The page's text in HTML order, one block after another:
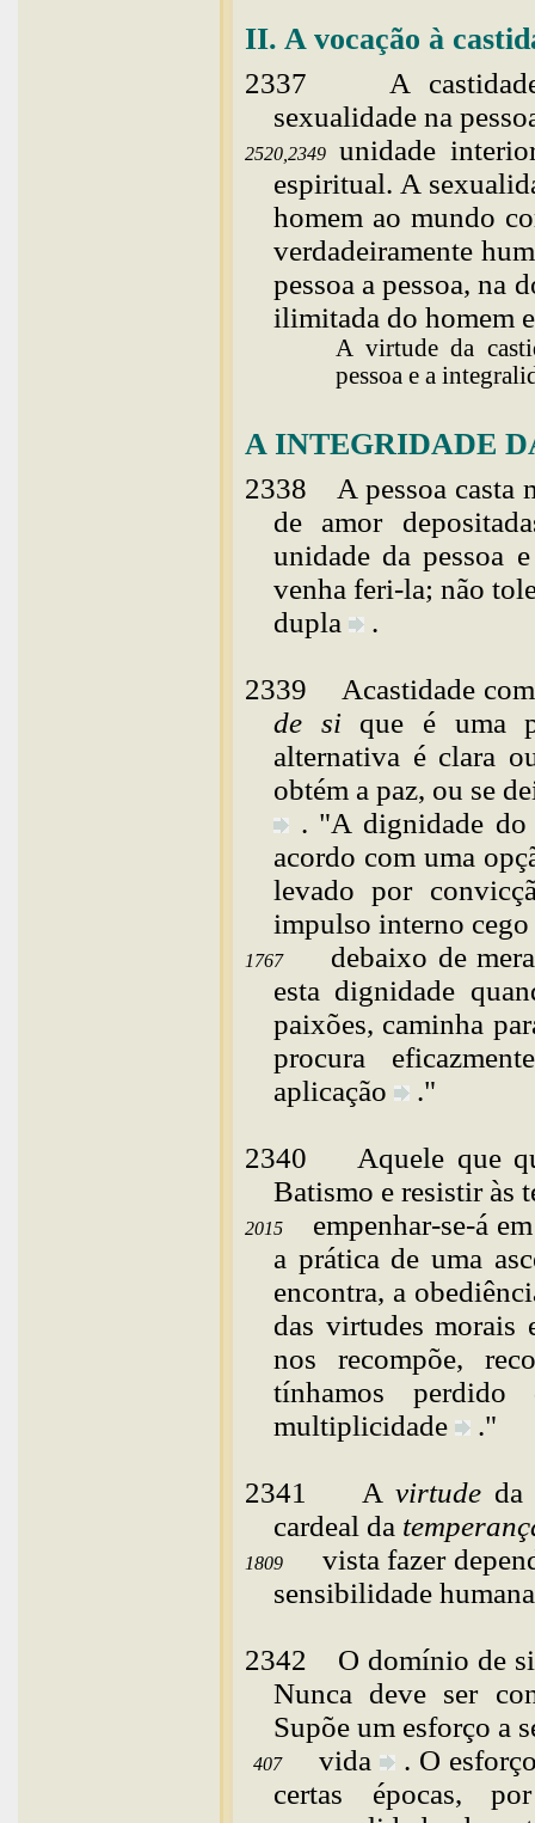
II. A vocação à
2337 A
sexualidade na
2520,2349 unidade
espiritual. A
homem ao mundo
verdadeiramente
pessoa a pessoa, na
ilimitada do homem
A virtude da
pessoa e a
A INTEGRIDADE
2338
A pessoa casta
de amor
unidade da pessoa
venha feri-la; não
dupla
.
2339 Acastidade
de sique é uma
alternativa é clara
obtém a paz, ou se
. "A dignidade do
acordo com uma
levado por
impulso interno
1767
debaixo de
esta dignidade
paixões, caminha
procura
aplicação
."
2340 Aquele que
Batismo e resistir às
2015 empenhar-se-á
a prática de uma
encontra, a
das virtudes morais
nos recompõe,
tínhamos
multiplicidade
."
2341 Avirtude da
cardeal da
1809 vista fazer
sensibilidade
2342 O domínio de
Nunca deve ser
Supõe um esforço a
407 vida
. O
certas épocas,